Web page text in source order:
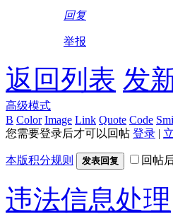
回复
举报
返回列表 发
高级模式
B Color Image Link Quote Code
您需要登录后才可以回帖 登录 |
本版积分规则 发表回复 回帖
违法信息处理